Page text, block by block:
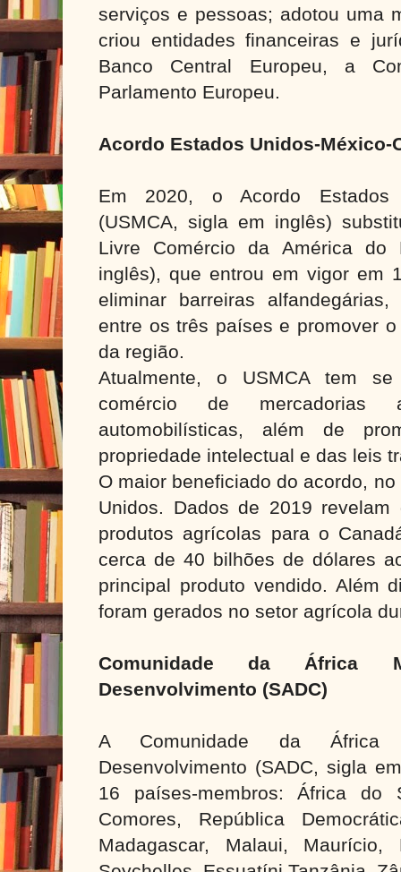
serviços e pessoas; adotou uma
criou entidades financeiras e
Banco Central Europeu, a
Parlamento Europeu.
Acordo Estados Unidos-México-
Em 2020, o Acordo Estados
(USMCA, sigla em inglês)
Livre Comércio da América do
inglês), que entrou em vigor em
eliminar barreiras
entre os três países e promover
da região.
Atualmente, o USMCA tem
comércio de mercadorias
automobilísticas, além de
propriedade intelectual e das leis
O maior beneficiado do acordo,
Unidos. Dados de 2019
produtos agrícolas para o
cerca de 40 bilhões de dólares
principal produto vendido. Além
foram gerados no setor agrícola
Comunidade da África
Desenvolvimento (SADC)
A Comunidade da África
Desenvolvimento (SADC, sigla
16 países-membros: África do
Comores, República
Madagascar, Malaui, Maurício,